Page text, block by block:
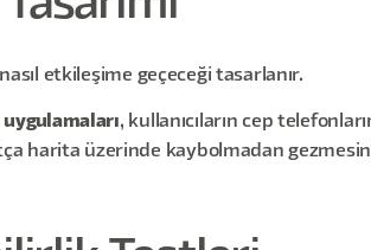
etkileşime geçeceği tasarlanır.
, kullanıcıların cep
harita üzerinde kaybolmadan